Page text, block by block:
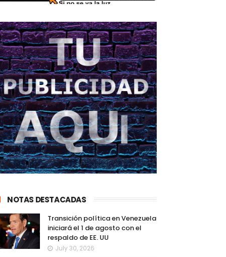
NOTAS DESTACADAS
Transición política en Venezuela
iniciará el 1 de agosto con el
respaldo de EE. UU
July 30, 2026